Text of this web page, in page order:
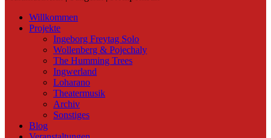
Willkommen
Projekte
Ingeborg Freytag Solo
Wollenberg & Pojechaly
The Humming Trees
Ingwerland
Loharano
Theatermusik
Archiv
Sonstiges
Blog